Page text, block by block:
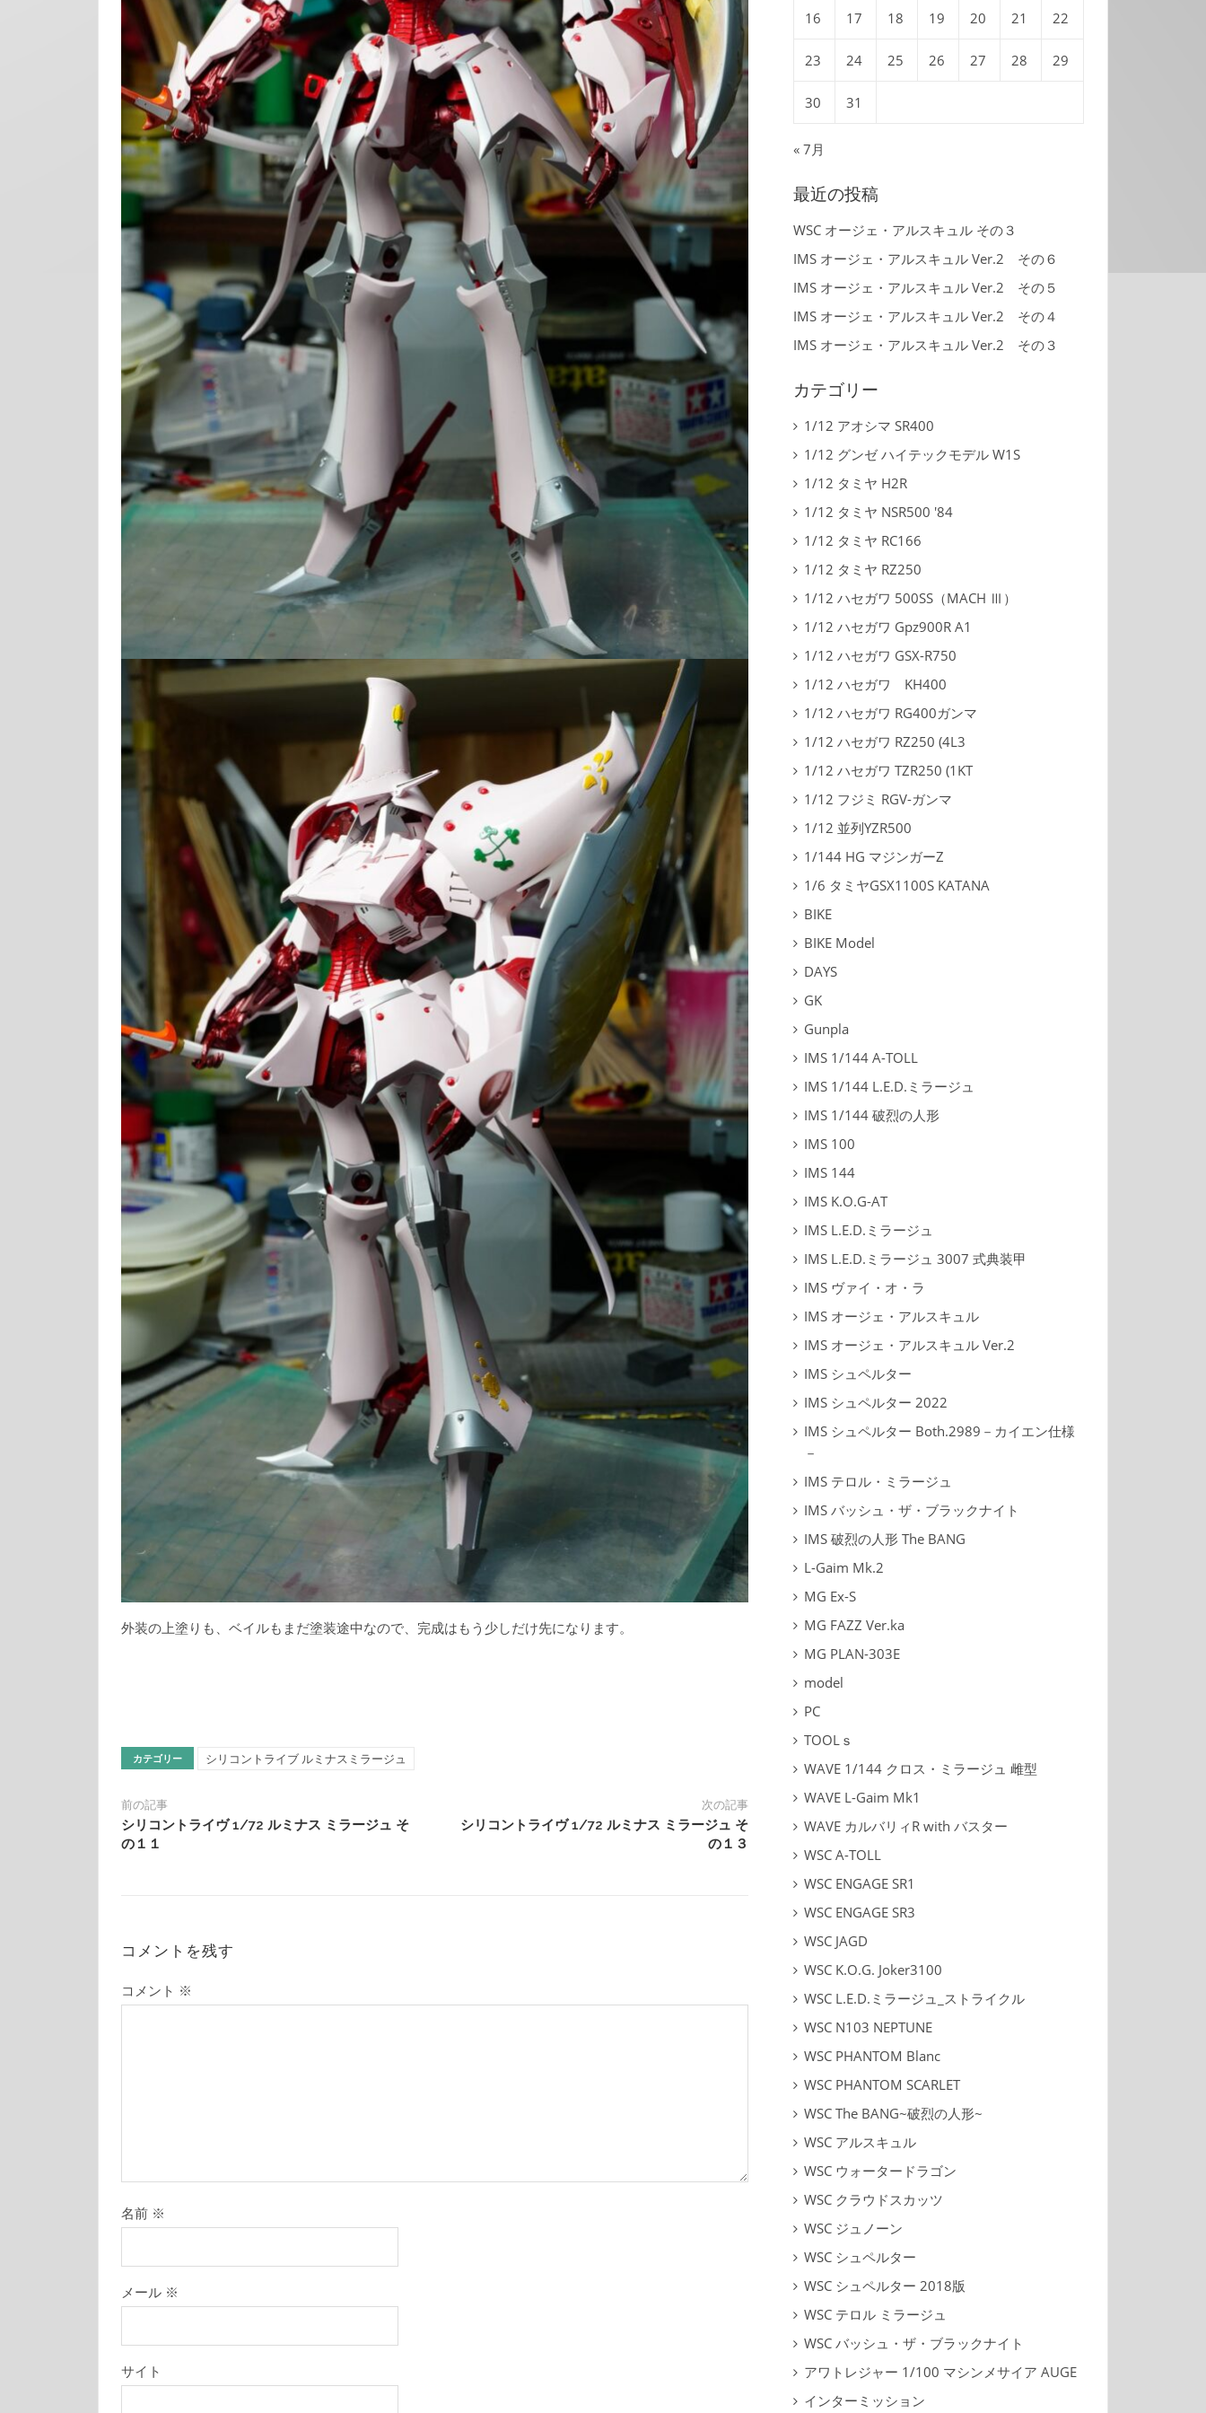
外装の上塗りも、ベイルもまだ塗装途中なので、完成はもう少しだけ先になります。
カテゴリー シリコントライブ ルミナスミラージュ
前の記事
シリコントライヴ 1/72 ルミナス ミラージュ そ
の１１
次の記事
シリコントライヴ 1/72 ルミナス ミラージュ そ
の１３
コメントを残す
コメント ※
名前 ※
メール ※
サイト
16 17 18 19 20 21 22
23 24 25 26 27 28 29
30 31
« 7月
最近の投稿
WSC オージェ・アルスキュル その３
IMS オージェ・アルスキュル Ver.2 その６
IMS オージェ・アルスキュル Ver.2 その５
IMS オージェ・アルスキュル Ver.2 その４
IMS オージェ・アルスキュル Ver.2 その３
カテゴリー
1/12 アオシマ SR400
1/12 グンゼ ハイテックモデル W1S
1/12 タミヤ H2R
1/12 タミヤ NSR500 '84
1/12 タミヤ RC166
1/12 タミヤ RZ250
1/12 ハセガワ 500SS（MACH Ⅲ）
1/12 ハセガワ Gpz900R A1
1/12 ハセガワ GSX-R750
1/12 ハセガワ KH400
1/12 ハセガワ RG400ガンマ
1/12 ハセガワ RZ250 (4L3
1/12 ハセガワ TZR250 (1KT
1/12 フジミ RGV-ガンマ
1/12 並列YZR500
1/144 HG マジンガーZ
1/6 タミヤGSX1100S KATANA
BIKE
BIKE Model
DAYS
GK
Gunpla
IMS 1/144 A-TOLL
IMS 1/144 L.E.D.ミラージュ
IMS 1/144 破烈の人形
IMS 100
IMS 144
IMS K.O.G-AT
IMS L.E.D.ミラージュ
IMS L.E.D.ミラージュ 3007 式典装甲
IMS ヴァイ・オ・ラ
IMS オージェ・アルスキュル
IMS オージェ・アルスキュル Ver.2
IMS シュペルター
IMS シュペルター 2022
IMS シュペルター Both.2989－カイエン仕様
－
IMS テロル・ミラージュ
IMS バッシュ・ザ・ブラックナイト
IMS 破烈の人形 The BANG
L-Gaim Mk.2
MG Ex-S
MG FAZZ Ver.ka
MG PLAN-303E
model
PC
TOOLｓ
WAVE 1/144 クロス・ミラージュ 雌型
WAVE L-Gaim Mk1
WAVE カルバリィR with バスター
WSC A-TOLL
WSC ENGAGE SR1
WSC ENGAGE SR3
WSC JAGD
WSC K.O.G. Joker3100
WSC L.E.D.ミラージュ_ストライクル
WSC N103 NEPTUNE
WSC PHANTOM Blanc
WSC PHANTOM SCARLET
WSC The BANG~破烈の人形~
WSC アルスキュル
WSC ウォータードラゴン
WSC クラウドスカッツ
WSC ジュノーン
WSC シュペルター
WSC シュペルター 2018版
WSC テロル ミラージュ
WSC バッシュ・ザ・ブラックナイト
アワトレジャー 1/100 マシンメサイア AUGE
インターミッション